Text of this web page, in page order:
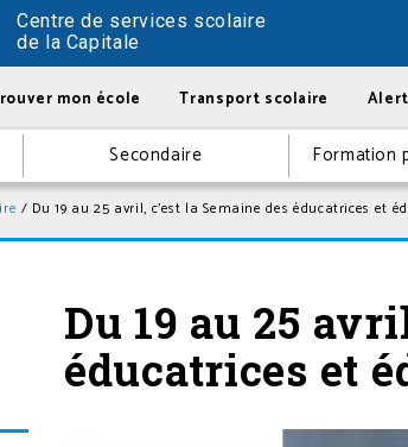
Centre de services scolaire
de la Capitale
mon école Transport scolaire
Secondaire Formation
/ Du 19 au 25 avril, c’est la Semaine des éducatrices et
Du 19 au 25
éducatrices et